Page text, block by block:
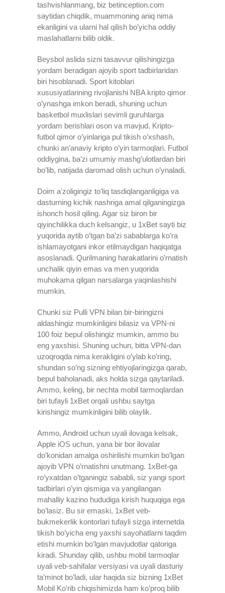
tashvishlanmang, biz betinception.com
saytidan chiqdik, muammoning aniq nima
ekanligini va ularni hal qilish bo’yicha oddiy
maslahatlarni bilib oldik.
Beysbol aslida sizni tasavvur qilishingizga
yordam beradigan ajoyib sport tadbirlaridan
biri hisoblanadi. Sport kitoblari
xususiyatlarining rivojlanishi NBA kripto qimor
o’ynashga imkon beradi, shuning uchun
basketbol muxlislari sevimli guruhlarga
yordam berishlari oson va mavjud. Kripto-
futbol qimor o’yinlariga pul tikish o’xshash,
chunki an’anaviy kripto o’yin tarmoqlari. Futbol
oddiygina, ba’zi umumiy mashg’ulotlardan biri
bo’lib, natijada daromad olish uchun o’ynaladi.
Doim aʼzoligingiz toʻliq tasdiqlanganligiga va
dasturning kichik nashriga amal qilganingizga
ishonch hosil qiling. Agar siz biron bir
qiyinchilikka duch kelsangiz, u 1xBet sayti biz
yuqorida aytib o’tgan ba’zi sabablarga ko’ra
ishlamayotgani inkor etilmaydigan haqiqatga
asoslanadi. Qurilmaning harakatlarini o’rnatish
unchalik qiyin emas va men yuqorida
muhokama qilgan narsalarga yaqinlashishi
mumkin.
Chunki siz Pulli VPN bilan bir-biringizni
aldashingiz mumkinligini bilasiz va VPN-ni
100 foiz bepul olishingiz mumkin, ammo bu
eng yaxshisi. Shuning uchun, bitta VPN-dan
uzoqroqda nima kerakligini o’ylab ko’ring,
shundan so’ng sizning ehtiyojlaringizga qarab,
bepul baholanadi, aks holda sizga qaytariladi.
Ammo, keling, bir nechta mobil tarmoqlardan
biri tufayli 1xBet orqali ushbu saytga
kirishingiz mumkinligini bilib olaylik.
Ammo, Android uchun uyali ilovaga kelsak,
Apple iOS uchun, yana bir bor ilovalar
do’konidan amalga oshirilishi mumkin bo’lgan
ajoyib VPN o’rnatishni unutmang. 1xBet-ga
ro’yxatdan o’tganingiz sababli, siz yangi sport
tadbirlari o’yin qismiga va yangilangan
mahalliy kazino hududiga kirish huquqiga ega
bo’lasiz. Bu sir emaski, 1xBet veb-
bukmekerlik kontorlari tufayli sizga internetda
tikish bo’yicha eng yaxshi sayohatlarni taqdim
etishi mumkin bo’lgan mavjudotlar qatoriga
kiradi. Shunday qilib, ushbu mobil tarmoqlar
uyali veb-sahifalar versiyasi va uyali dasturiy
ta’minot bo’ladi, ular haqida siz bizning 1xBet
Mobil Ko’rib chiqishimizda ham ko’proq bilib